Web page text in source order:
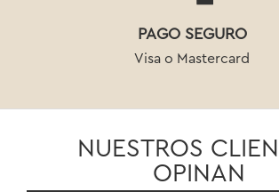
PAGO SEGURO
Visa o Mastercard
NUESTROS
OPINAN